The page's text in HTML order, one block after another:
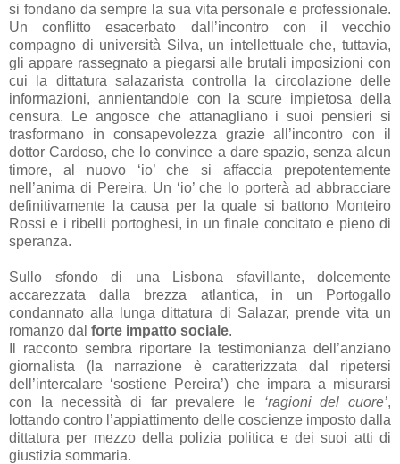
si fondano da sempre la sua vita personale e professionale.
Un conflitto esacerbato dall’incontro con il vecchio
compagno di università Silva, un intellettuale che, tuttavia,
gli appare rassegnato a piegarsi alle brutali imposizioni con
cui la dittatura salazarista controlla la circolazione delle
informazioni, annientandole con la scure impietosa della
censura. Le angosce che attanagliano i suoi pensieri si
trasformano in consapevolezza grazie all’incontro con il
dottor Cardoso, che lo convince a dare spazio, senza alcun
timore, al nuovo ‘io’ che si affaccia prepotentemente
nell’anima di Pereira. Un ‘io’ che lo porterà ad abbracciare
definitivamente la causa per la quale si battono Monteiro
Rossi e i ribelli portoghesi, in un finale concitato e pieno di
speranza.
Sullo sfondo di una Lisbona sfavillante, dolcemente
accarezzata dalla brezza atlantica, in un Portogallo
condannato alla lunga dittatura di Salazar, prende vita un
romanzo dal forte impatto sociale.
Il racconto sembra riportare la testimonianza dell’anziano
giornalista (la narrazione è caratterizzata dal ripetersi
dell’intercalare ‘sostiene Pereira’) che impara a misurarsi
con la necessità di far prevalere le ‘ragioni del cuore’,
lottando contro l’appiattimento delle coscienze imposto dalla
dittatura per mezzo della polizia politica e dei suoi atti di
giustizia sommaria.